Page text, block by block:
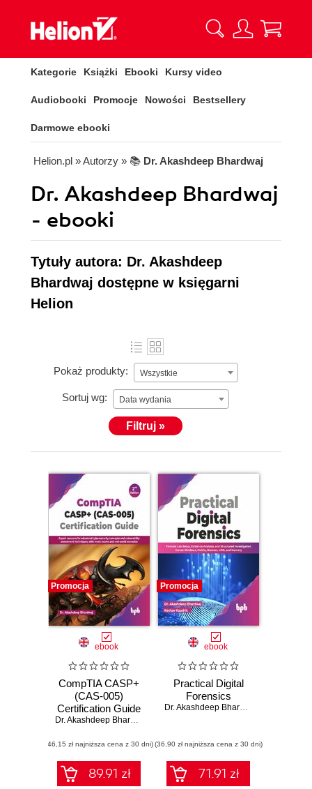
Kategorie Książki Ebooki Kursy video
Audiobooki Promocje Nowości Bestsellery
Darmowe ebooki
Helion.pl » Autorzy » 📚 Dr. Akashdeep Bhardwaj
Dr. Akashdeep Bhardwaj
- ebooki
Tytuły autora: Dr. Akashdeep
Bhardwaj dostępne w księgarni
Helion
Pokaż produkty: Wszystkie
Sortuj wg: Data wydania
Filtruj »
Promocja
ebook
CompTIA CASP+
(CAS-005)
Certification Guide
- 2nd Edition Dr. Akashdeep Bhardwaj
(46,15 zł najniższa cena z 30 dni)
89.91 zł
Promocja
ebook
Practical Digital
Forensics
Dr. Akashdeep Bhardwaj
(36,90 zł najniższa cena z 30 dni)
71.91 zł